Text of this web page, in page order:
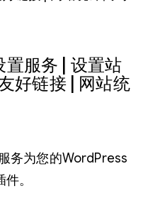
置服务 | 设置站
好链接 | 网站统
务为您的WordPress
。